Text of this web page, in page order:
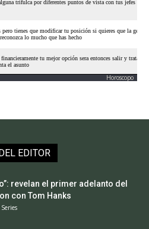
Horoscopo
EDITOR
revelan el primer adelanto del
con Tom Hanks